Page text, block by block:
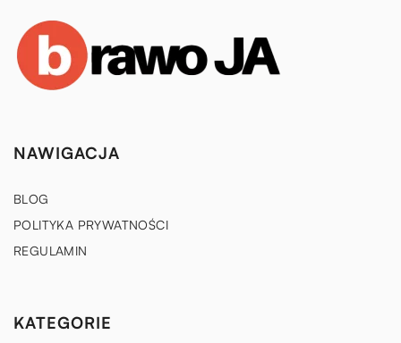
NAWIGACJA
BLOG
POLITYKA PRYWATNOŚCI
REGULAMIN
KATEGORIE